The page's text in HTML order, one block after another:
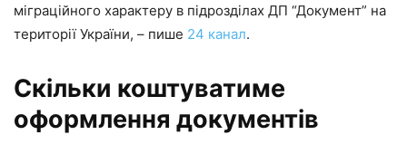
міграційного характеру в підрозділах ДП “Документ” на
території України, – пише 24 канал.
Скільки коштуватиме
оформлення документів